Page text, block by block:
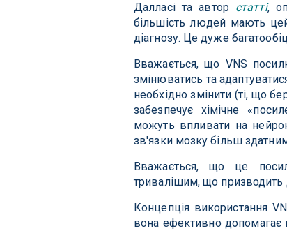
Далласі та автор статті,
більшість людей мають
діагнозу. Це дуже
Вважається, що VNS
змінюватись та
необхідно змінити (ті, що
забезпечує хімічне
можуть впливати на
зв'язки мозку більш
Вважається, що це
тривалішим, що призводить
Концепція використання
вона ефективно допомагає